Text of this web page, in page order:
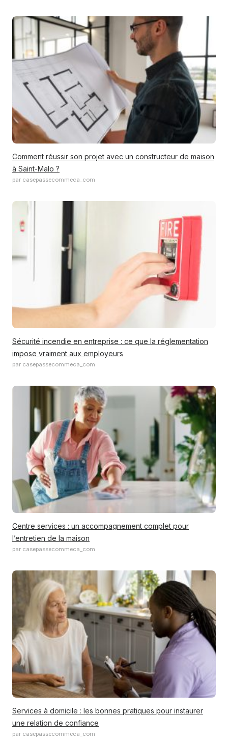
Comment réussir son projet avec un constructeur de maison
à Saint-Malo ?
par casepassecommeca_com
Sécurité incendie en entreprise : ce que la réglementation
impose vraiment aux employeurs
par casepassecommeca_com
Centre services : un accompagnement complet pour
l’entretien de la maison
par casepassecommeca_com
Services à domicile : les bonnes pratiques pour instaurer
une relation de confiance
par casepassecommeca_com